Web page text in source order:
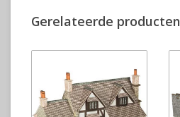
Gerelateerde producten